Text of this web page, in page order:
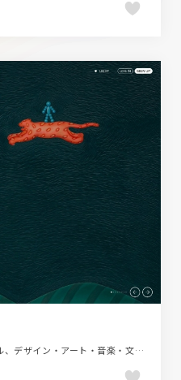
ギャラリー風、グレー系、シンプル、デザイン・アート・音楽・文芸、フラットデザイン、ブランド・サービスサイト